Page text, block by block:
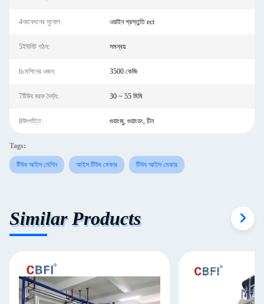
4আবেদনের সুযোগ: ওয়াইন প্রস্তুতি ect
5ইউনিট গঠন: সমন্বয়
6মেশিনের ওজন: 3500 কেজি
7টিউব বরফ দৈর্ঘ্য: 30 ~ 55 মিমি
8উৎপত্তি: গুয়াংজু, গুয়াংডং, চীন
Tags:
টিউব আইস মেশিন আইস টিউব মেকার টিউব আইস মেকার
Similar Products